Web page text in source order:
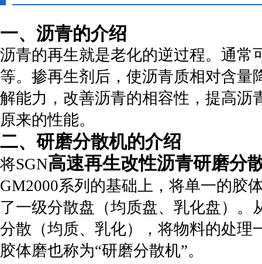
一、沥青的介绍
沥青的再生就是老化的逆过程。通常
等。掺再生剂后，使沥青质相对含
解能力，改善沥青的相容性，提高沥
原来的性能。
二、研磨分散机的介绍
将SGN高速再生改性沥青研磨分
GM2000系列的基础上，将单一的胶
了一级分散盘（均质盘、乳化盘）
分散（均质、乳化），将物料的处理
胶体磨也称为“研磨分散机”。